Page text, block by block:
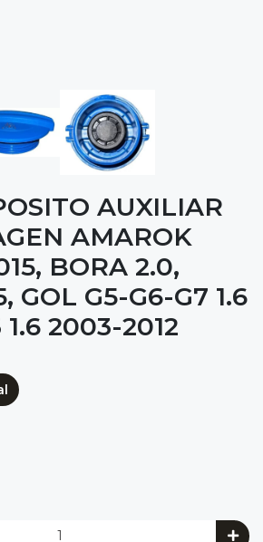
AUXILIAR
AMAROK
BORA 2.0,
GOL G5-G6-G7 1.6
2003-2012